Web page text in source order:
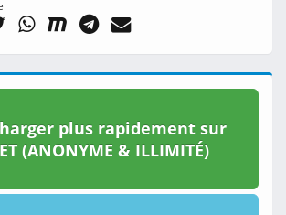
plus rapidement sur
(ANONYME & ILLIMITÉ)